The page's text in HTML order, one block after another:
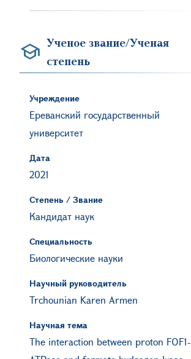
Ученое звание/Ученая
степень
Учреждение
Ереванский государственный
университет
Дата
2021
Степень / Звание
Кандидат наук
Специальность
Биологические науки
Научный руководитель
Trchounian Karen Armen
Научная тема
The interaction between proton FOF1-